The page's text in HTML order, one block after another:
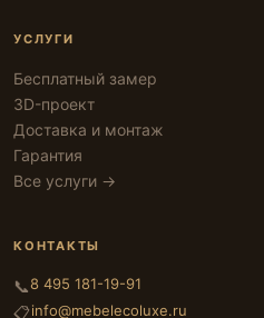
УСЛУГИ
Бесплатный замер
3D-проект
Доставка и монтаж
Гарантия
Все услуги →
КОНТАКТЫ
📞8 495 181-19-91
📋info@mebelecoluxe.ru